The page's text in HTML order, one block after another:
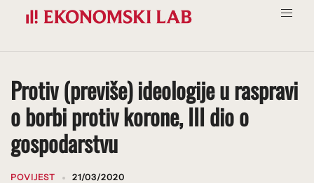
Protiv (previše) ideologije u raspravi
o borbi protiv korone, III dio o
gospodarstvu
POVIJEST 21/03/2020